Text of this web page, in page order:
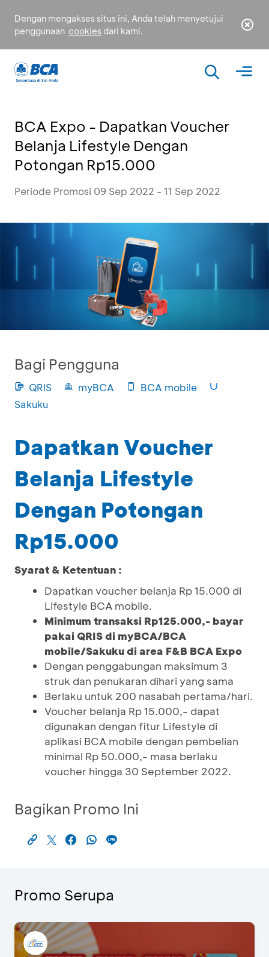
Dengan mengakses situs ini, Anda telah menyetujui
penggunaan cookies dari kami.
BCA Expo - Dapatkan Voucher
Belanja Lifestyle Dengan
Potongan Rp15.000
Periode Promosi 09 Sep 2022 - 11 Sep 2022
Bagi Pengguna
QRIS myBCA
BCA mobile
Sakuku
Dapatkan Voucher
Belanja Lifestyle
Dengan Potongan
Rp15.000
Syarat & Ketentuan :
Dapatkan voucher belanja Rp 15.000 di
Lifestyle BCA mobile.
Minimum transaksi Rp125.000,- bayar
pakai QRIS di myBCA/BCA
mobile/Sakuku di area F&B BCA Expo
Dengan penggabungan maksimum 3
struk dan penukaran dihari yang sama
Berlaku untuk 200 nasabah pertama/hari.
Voucher belanja Rp 15.000,- dapat
digunakan dengan fitur Lifestyle di
aplikasi BCA mobile dengan pembelian
minimal Rp 50.000,- masa berlaku
voucher hingga 30 September 2022.
Bagikan Promo Ini
Promo Serupa